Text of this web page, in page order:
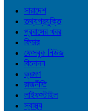
সারাদেশ
তথ্যপ্রযুক্তি
প্রবাসের খবর
ফিচার
ফেসবুক নিউজ
বিনোদন
ভ্রমণ
রাজনীতি
লাইফস্টাইল
স্বাস্থ্য